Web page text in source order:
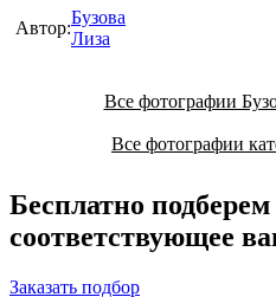
Автор:
Бузова
Лиза
Все фотографии
Все фотографии
Бесплатно подберем
соответствующее
Заказать подбор